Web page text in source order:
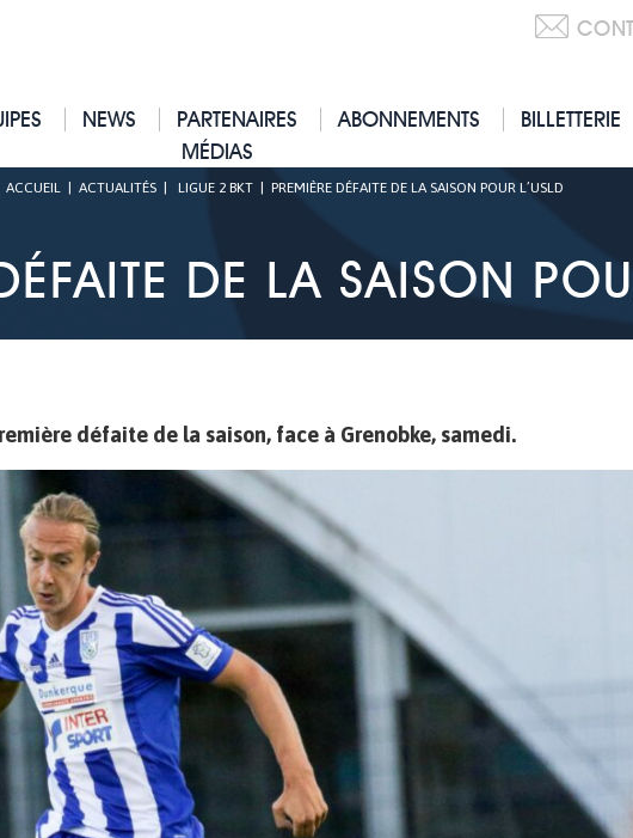
NEWS PARTENAIRES ABONNEMENTS
BILLETTERIE
MÉDIAS
ACCUEIL| ACTUALITÉS| LIGUE 2 BKT| PREMIÈRE DÉFAITE DE LA SAISON POUR L’USLD
DE LA SAISON
défaite de la saison, face à Grenobke, samedi.